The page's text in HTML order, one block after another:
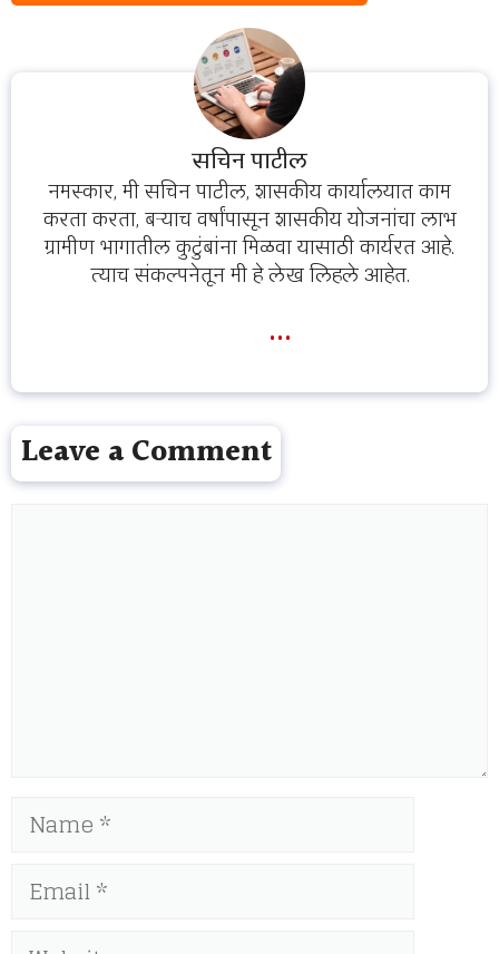
सचिन पाटील
नमस्कार, मी सचिन पाटील, शासकीय कार्यालयात काम
करता करता, बऱ्याच वर्षांपासून शासकीय योजनांचा लाभ
ग्रामीण भागातील कुटुंबांना मिळवा यासाठी कार्यरत आहे.
त्याच संकल्पनेतून मी हे लेख लिहले आहेत.
...
Leave a Comment
Name
Email
Website